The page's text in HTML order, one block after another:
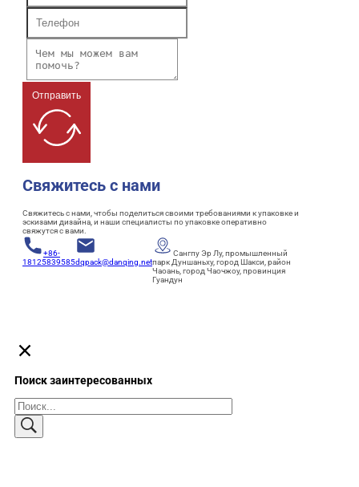
Отправить
Свяжитесь с нами
Свяжитесь с нами, чтобы поделиться своими требованиями к упаковке и
эскизами дизайна, и наши специалисты по упаковке оперативно
свяжутся с вами.
+86-
18125839585dqpack@danqing.net
Сангпу Эр Лу, промышленный
парк Дуншаньху, город Шакси, район
Чаоань, город Чаочжоу, провинция
Гуандун
Поиск заинтересованных
Поиск